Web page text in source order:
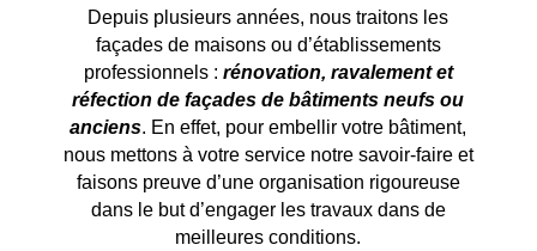
Depuis plusieurs années, nous traitons les
façades de maisons ou d’établissements
professionnels : rénovation, ravalement et
réfection de façades de bâtiments neufs ou
anciens. En effet, pour embellir votre bâtiment,
nous mettons à votre service notre savoir-faire et
faisons preuve d’une organisation rigoureuse
dans le but d’engager les travaux dans de
meilleures conditions.